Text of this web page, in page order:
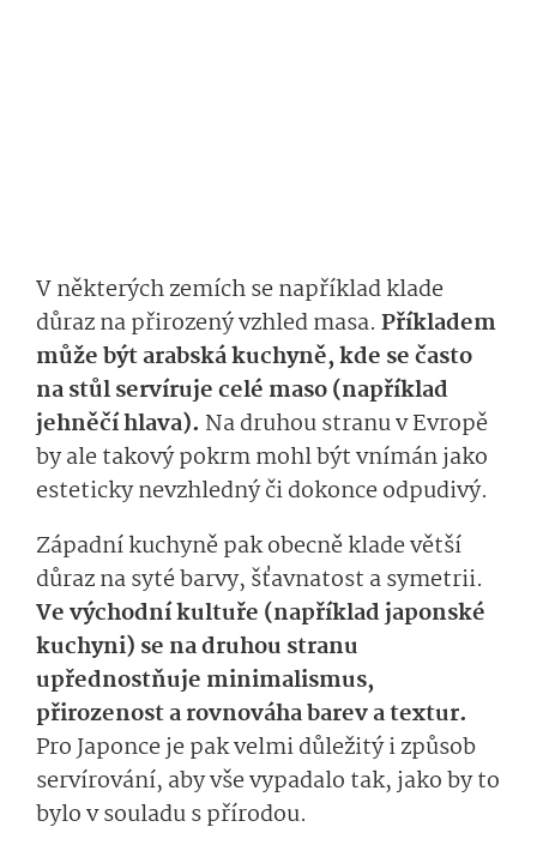
V některých zemích se například klade
důraz na přirozený vzhled masa. Příkladem
může být arabská kuchyně, kde se často
na stůl servíruje celé maso (například
jehněčí hlava). Na druhou stranu v Evropě
by ale takový pokrm mohl být vnímán jako
esteticky nevzhledný či dokonce odpudivý.
Západní kuchyně pak obecně klade větší
důraz na syté barvy, šťavnatost a symetrii.
Ve východní kultuře (například japonské
kuchyni) se na druhou stranu
upřednostňuje minimalismus,
přirozenost a rovnováha barev a textur.
Pro Japonce je pak velmi důležitý i způsob
servírování, aby vše vypadalo tak, jako by to
bylo v souladu s přírodou.